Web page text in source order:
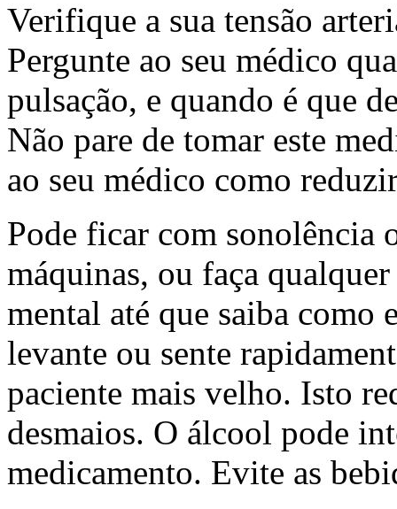
Verifique a sua tensão
Pergunte ao seu médico
pulsação, e quando é que
Não pare de tomar este
ao seu médico como
Pode ficar com sonolência
máquinas, ou faça
mental até que saiba como
levante ou sente
paciente mais velho. Isto
desmaios. O álcool pode
medicamento. Evite as